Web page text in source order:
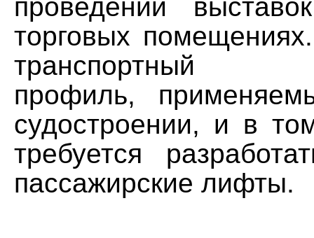
проведении
торговых
транспортный
профиль,
судостроении, и в
требуется
пассажирские лифты.